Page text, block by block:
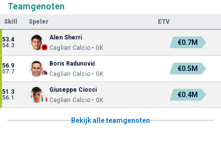
Teamgenoten
Skill Speler ETV
53.4
54.3
Alen Sherri
Cagliari Calcio • GK
€0.7M
56.9
57.7
Boris Radunović
Cagliari Calcio • GK
€0.5M
51.3
56.1
Giuseppe Ciocci
Cagliari Calcio • GK
€0.4M
Bekijk alle teamgenoten